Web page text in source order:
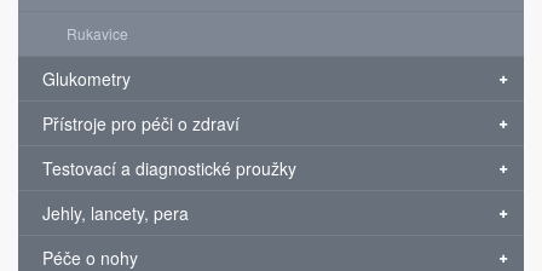
Rukavice
Glukometry
Přístroje pro péči o zdraví
Testovací a diagnostické proužky
Jehly, lancety, pera
Péče o nohy